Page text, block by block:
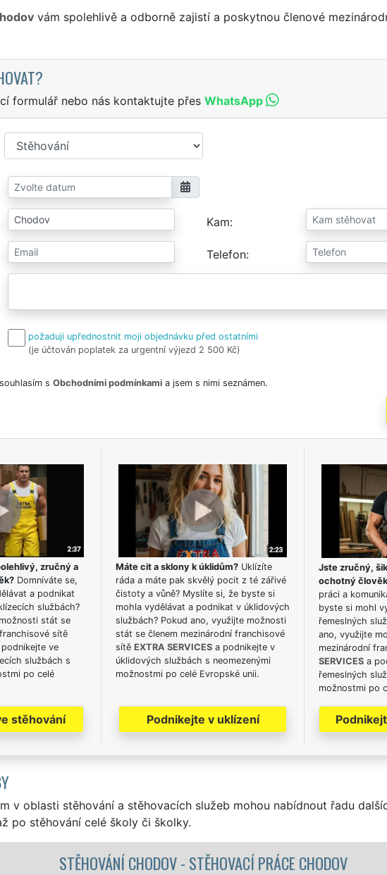
vám spolehlivě a odborně zajistí a poskytnou členové
formulář nebo nás kontaktujte přes WhatsApp
Kam
Telefon
požaduji upřednostnit moji objednávku před ostatními
(je účtován poplatek za urgentní výjezd 2 500 Kč)
s Obchodními podmínkamia jsem s nimi seznámen.
zručný a
Domníváte se,
a podnikat
službách?
stát se
sítě
ve
službách s
po celé
stěhování
Máte cit a sklony k úklidům?Uklízíte
ráda a máte pak skvělý pocit z té zářivé
čistoty a vůně? Myslíte si, že byste si
mohla vydělávat a podnikat v úklidových
službách? Pokud ano, využijte možnosti
stát se členem mezinárodní franchisové
sítě EXTRA SERVICESa podnikejte v
úklidových službách s neomezenými
možnostmi po celé Evropské unii.
Podnikejte v uklízení
Jste zručný,
ochotný
práci a
byste si mohl
řemeslných
ano, využijte
mezinárodní
SERVICES a
řemeslných
možnostmi po
v oblasti stěhování a stěhovacích služeb mohou nabídnout řadu
po stěhování celé školy či školky.
PRÁCE CHODOV